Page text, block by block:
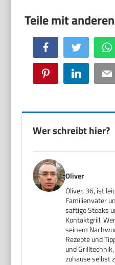
Facebook Twitter
Pinterest LinkedIn
Wer schreibt hier?
Oliver
Oliver, 36, ist
Familienvater
saftige Steaks
Kontaktgrill.
seinem
Rezepte und
und
zuhause selbst